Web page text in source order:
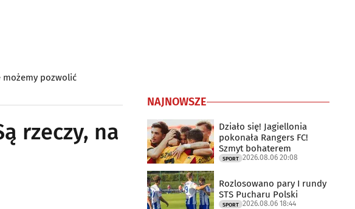
możemy pozwolić
rzeczy, na
NAJNOWSZE
Działo się! Jagiellonia
pokonała Rangers FC!
Szmyt bohaterem
SPORT 2026.08.06 20:08
Rozlosowano pary I rundy
STS Pucharu Polski
SPORT 2026.08.06 18:44